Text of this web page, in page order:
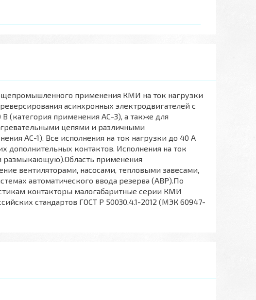
применения КМИ на ток нагрузки
асинхронных электродвигателей с
(категория применения АС-3), а также для
цепями и различными
АС-1). Все исполнения на ток нагрузки до 40 А
контактов. Исполнения на ток
применения
вентиляторами, насосами, тепловыми завесами,
автоматического ввода резерва (АВР).По
контакторы малогабаритные серии КМИ
стандартов ГОСТ Р 50030.4.1-2012 (МЭК 60947-